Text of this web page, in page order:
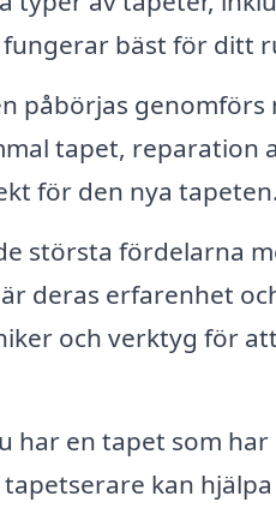
bäst för ditt
påbörjas
tapet, reparation
för den nya tapeten.
största fördelarna
deras erfarenhet
och verktyg för
har en tapet som
kan